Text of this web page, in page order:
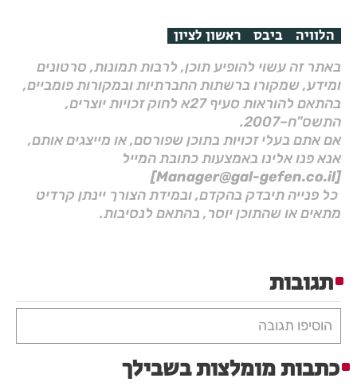
הלוויה ביבס ראשון לציון
באתר זה עשוי להופיע תוכן, לרבות תמונות, סרטונים
ומידע, שמקורו ברשתות החברתיות ובמקורות פומביים,
בהתאם להוראות סעיף 27א לחוק זכויות יוצרים,
התשס"ח–2007.
אם אתם בעלי זכויות בתוכן שפורסם, או מייצגים אותם,
אנא פנו אלינו באמצעות כתובת המייל
[Manager@gal-gefen.co.il]
כל פנייה תיבדק בהקדם, ובמידת הצורך יינתן קרדיט
מתאים או שהתוכן יוסר, בהתאם לנסיבות.
תגובות
הוסיפו תגובה
כתבות מומלצות בשבילך